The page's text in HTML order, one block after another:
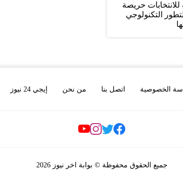
للانتخابات حريصة
التكنولوجي
الخصوصية اتصل بنا من نحن إيجي 24 نيوز
Social Links
جميع الحقوق محفوظة © بوابة اخر نيوز 2026